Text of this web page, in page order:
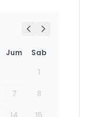
Jum
Sab
1
7 8
14 15